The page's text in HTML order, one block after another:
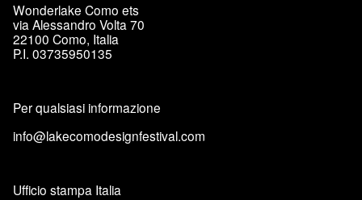
Wonderlake Como ets
via Alessandro Volta 70
22100 Como, Italia
P.I. 03735950135
Per qualsiasi informazione
info@lakecomodesignfestival.com
Ufficio stampa Italia